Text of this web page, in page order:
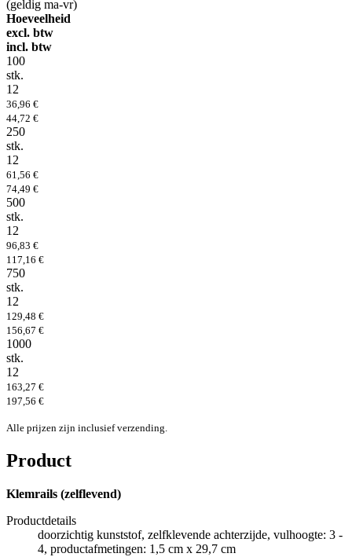
(geldig ma-vr)
Hoeveelheid
excl. btw
incl. btw
100
stk.
12
36,96 €
44,72 €
250
stk.
12
61,56 €
74,49 €
500
stk.
12
96,83 €
117,16 €
750
stk.
12
129,48 €
156,67 €
1000
stk.
12
163,27 €
197,56 €
Alle prijzen zijn inclusief verzending.
Product
Klemrails (zelflevend)
Productdetails
doorzichtig kunststof, zelfklevende achterzijde, vulhoogte: 3 -
4, productafmetingen: 1,5 cm x 29,7 cm